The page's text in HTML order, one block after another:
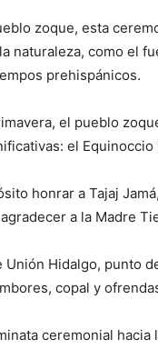
zoque, esta
naturaleza, como el
prehispánicos.
el pueblo
el Equinoccio
honrar a Tajaj
a la Madre
Unión Hidalgo, punto
copal y
ceremonial